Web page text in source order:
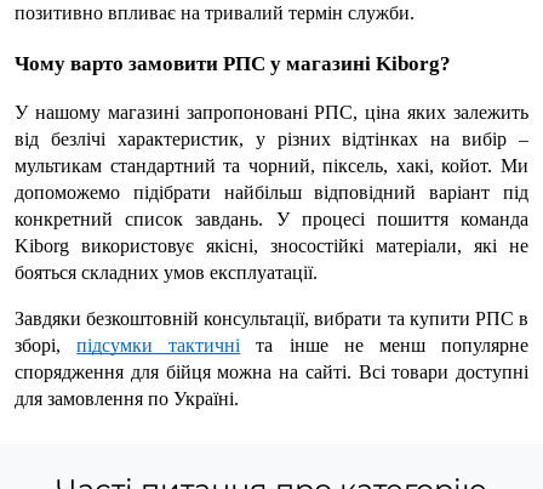
позитивно впливає на тривалий термін служби.
Чому варто замовити РПС у магазині Kiborg?
У нашому магазині запропоновані РПС, ціна яких залежить
від безлічі характеристик, у різних відтінках на вибір –
мультикам стандартний та чорний, піксель, хакі, койот. Ми
допоможемо підібрати найбільш відповідний варіант під
конкретний список завдань. У процесі пошиття команда
Kiborg використовує якісні, зносостійкі матеріали, які не
бояться складних умов експлуатації.
Завдяки безкоштовній консультації, вибрати та купити РПС в
зборі, підсумки тактичні та інше не менш популярне
спорядження для бійця можна на сайті. Всі товари доступні
для замовлення по Україні.